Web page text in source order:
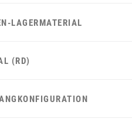
LAGERMATERIAL
(RD)